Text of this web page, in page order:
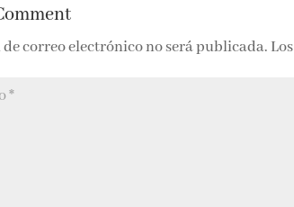
correo electrónico no será publicada.